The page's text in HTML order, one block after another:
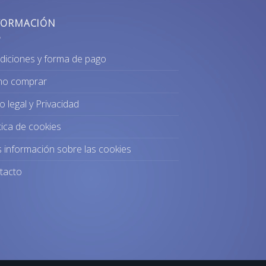
y forma de pago
comprar
legal y Privacidad
de cookies
información sobre las cookies